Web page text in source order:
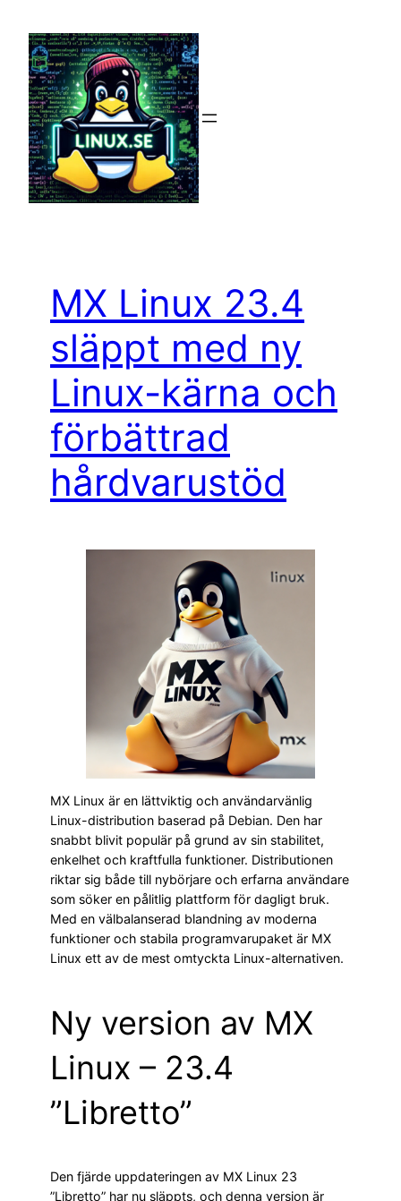
innehåll
MX Linux 23.4
släppt med ny
Linux-kärna och
förbättrad
hårdvarustöd
MX Linux är en lättviktig och användarvänlig
Linux-distribution baserad på Debian. Den har
snabbt blivit populär på grund av sin stabilitet,
enkelhet och kraftfulla funktioner. Distributionen
riktar sig både till nybörjare och erfarna användare
som söker en pålitlig plattform för dagligt bruk.
Med en välbalanserad blandning av moderna
funktioner och stabila programvarupaket är MX
Linux ett av de mest omtyckta Linux-alternativen.
Ny version av MX
Linux – 23.4
”Libretto”
Den fjärde uppdateringen av MX Linux 23
”Libretto” har nu släppts, och denna version är